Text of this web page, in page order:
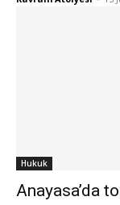
Hukuk
Anayasa’da